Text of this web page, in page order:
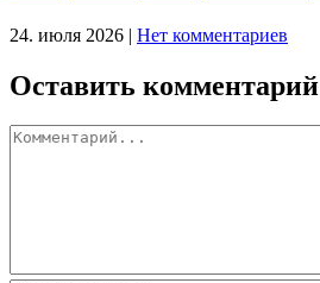
24. июля 2026 | Нет комментариев
Оставить комментарий
Комментарий